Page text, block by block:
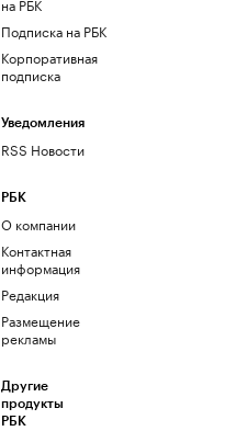
Подписка на РБК
Корпоративная
подписка
Уведомления
RSS Новости
РБК
О компании
Контактная
информация
Редакция
Размещение
рекламы
Другие
продукты
РБК